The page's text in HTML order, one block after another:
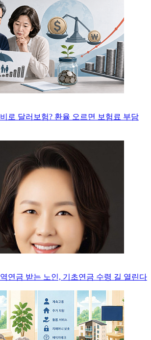
로 달러보험? 환율 오르면 보험료 부담
연금 받는 노인, 기초연금 수령 길 열린다